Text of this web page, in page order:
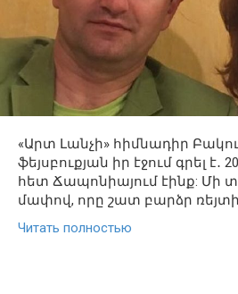
«Արտ Լանչի» հիմնադիր
ֆեյսբուքյան իր էջում գրել է․
հետ Ճապոնիայում էինք: Մի
մափով, որը շատ բարձր
Читать полностью